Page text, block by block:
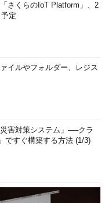
さくらのIoT Platform」、2
定
イルやフォルダー、レジス
害対策システム」──クラ
ですぐ構築する方法 (1/3)